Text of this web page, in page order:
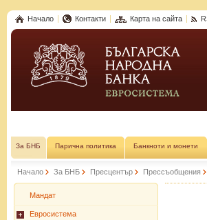
Начало Контакти Карта на сайта
За БНБ Парична политика Банкноти и монети
Начало За БНБ Пресцентър Прессъобщения
Мандат
Евросистема